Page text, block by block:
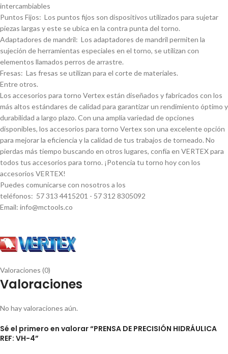
intercambiables
Puntos Fijos: Los puntos fijos son dispositivos utilizados para sujetar
piezas largas y este se ubica en la contra punta del torno.
Adaptadores de mandril: Los adaptadores de mandril permiten la
sujeción de herramientas especiales en el torno, se utilizan con
elementos llamados perros de arrastre.
Fresas: Las fresas se utilizan para el corte de materiales.
Entre otros.
Los accesorios para torno Vertex están diseñados y fabricados con los
más altos estándares de calidad para garantizar un rendimiento óptimo y
durabilidad a largo plazo. Con una amplia variedad de opciones
disponibles, los accesorios para torno Vertex son una excelente opción
para mejorar la eficiencia y la calidad de tus trabajos de torneado. No
pierdas más tiempo buscando en otros lugares, confí­a en VERTEX para
todos tus accesorios para torno. ¡Potencia tu torno hoy con los
accesorios VERTEX!
Puedes comunicarse con nosotros a los
teléfonos: 57 313 4415201 - 57 312 8305092
Email: info@mctools.co
Valoraciones (0)
Valoraciones
No hay valoraciones aún.
Sé el primero en valorar “PRENSA DE PRECISIÓN HIDRÁULICA
REF: VH-4”